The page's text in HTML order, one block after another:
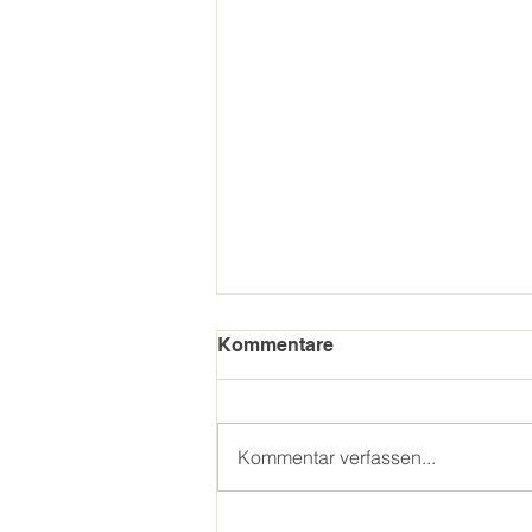
Kommentare
Kommentar verfassen...